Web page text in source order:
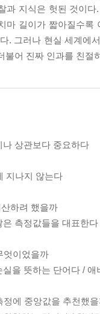
과 지식은 헛된 것이
마 길이가 짧아질수
. 그러나 현실 세계에
불어 진짜 인과를 친절
상관보다 중요하다
지나지 않는다
하려 했을까
측정값들을 대표한
엇이었을까
을 뜻하는 단어다 /
에 중앙값을 추천했